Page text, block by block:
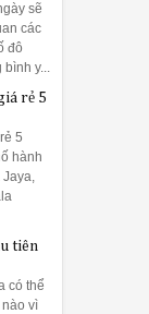
sẽ
các
đô
bình y...
rẻ 5
5
hành
tiên
có thể
vì